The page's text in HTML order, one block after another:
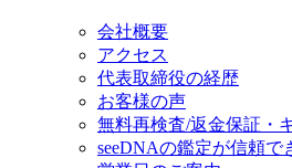
会社概要
アクセス
代表取締役の経歴
お客様の声
無料再検査/返金保証・
seeDNAの鑑定が信頼で